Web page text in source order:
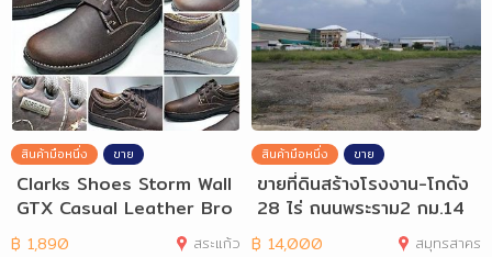
สินค้ามือหนึ่ง ขาย
Clarks Shoes Storm Wall
GTX Casual Leather Bro
wn Eur 43,44
฿ 1,890 สระแก้ว
สินค้ามือหนึ่ง ขาย
ขายที่ดินสร้างโรงงาน-โกดัง
28 ไร่ ถนนพระราม2 กม.14
฿ 14,000 สมุทรสาคร